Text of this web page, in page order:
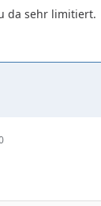
da sehr limitiert.